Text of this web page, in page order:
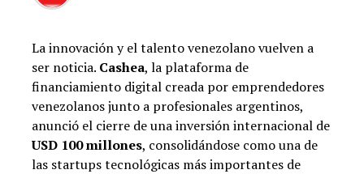
brasileño
que ofrece una cuenta corriente y una cuenta
de pago a través de un servicio completamente en línea,
con cinco millones de dólares.
Cerrando el ‘top’ cinco otra empresa brasilera,
Creditascon 4,8 millones.
La innovación y el talento venezolano vuelven a
ser noticia. Cashea, la plataforma de
financiamiento digital creada por emprendedores
venezolanos junto a profesionales argentinos,
anunció el cierre de una inversión internacional de
USD 100 millones, consolidándose como una de
las startups tecnológicas más importantes de